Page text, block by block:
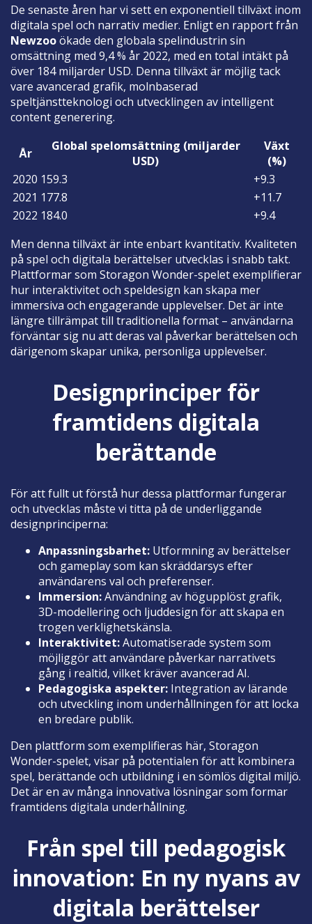
De senaste åren har vi sett en exponentiell tillväxt inom
digitala spel och narrativ medier. Enligt en rapport från
Newzooökade den globala spelindustrin sin
omsättning med 9,4 % år 2022, med en total intäkt på
över 184 miljarder USD. Denna tillväxt är möjlig tack
vare avancerad grafik, molnbaserad
speltjänstteknologi och utvecklingen av intelligent
content generering.
År
Global spelomsättning (miljarder
USD)
Växt
(%)
2020 159.3
+9.3
2021 177.8
+11.7
2022 184.0
+9.4
Men denna tillväxt är inte enbart kvantitativ. Kvaliteten
på spel och digitala berättelser utvecklas i snabb takt.
Plattformar som Storagon Wonder-spelet exemplifierar
hur interaktivitet och speldesign kan skapa mer
immersiva och engagerande upplevelser. Det är inte
längre tillrämpat till traditionella format – användarna
förväntar sig nu att deras val påverkar berättelsen och
därigenom skapar unika, personliga upplevelser.
Designprinciper för
framtidens digitala
berättande
För att fullt ut förstå hur dessa plattformar fungerar
och utvecklas måste vi titta på de underliggande
designprinciperna:
Anpassningsbarhet: Utformning av berättelser
och gameplay som kan skräddarsys efter
användarens val och preferenser.
Immersion:Användning av högupplöst grafik,
3D-modellering och ljuddesign för att skapa en
trogen verklighetskänsla.
Interaktivitet:Automatiserade system som
möjliggör att användare påverkar narrativets
gång i realtid, vilket kräver avancerad AI.
Pedagogiska aspekter: Integration av lärande
och utveckling inom underhållningen för att locka
en bredare publik.
Den plattform som exemplifieras här, Storagon
Wonder-spelet, visar på potentialen för att kombinera
spel, berättande och utbildning i en sömlös digital miljö.
Det är en av många innovativa lösningar som formar
framtidens digitala underhållning.
Från spel till pedagogisk
innovation: En ny nyans av
digitala berättelser